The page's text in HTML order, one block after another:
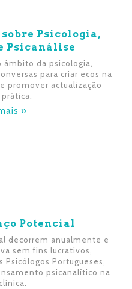
sobre Psicologia,
Psicanálise
âmbito da psicologia,
para criar ecos na
promover actualização
»
Potencial
decorrem anualmente e
sem fins lucrativos,
Portugueses,
psicanalítico na